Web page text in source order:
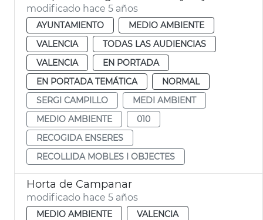
modificado hace 5 años
AYUNTAMIENTO
MEDIO AMBIENTE
VALENCIA
TODAS LAS AUDIENCIAS
VALENCIA
EN PORTADA
EN PORTADA TEMÁTICA
NORMAL
SERGI CAMPILLO
MEDI AMBIENT
MEDIO AMBIENTE
010
RECOGIDA ENSERES
RECOLLIDA MOBLES I OBJECTES
Horta de Campanar
modificado hace 5 años
MEDIO AMBIENTE
VALENCIA